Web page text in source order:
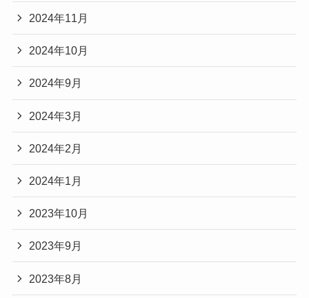
2024年11月
2024年10月
2024年9月
2024年3月
2024年2月
2024年1月
2023年10月
2023年9月
2023年8月